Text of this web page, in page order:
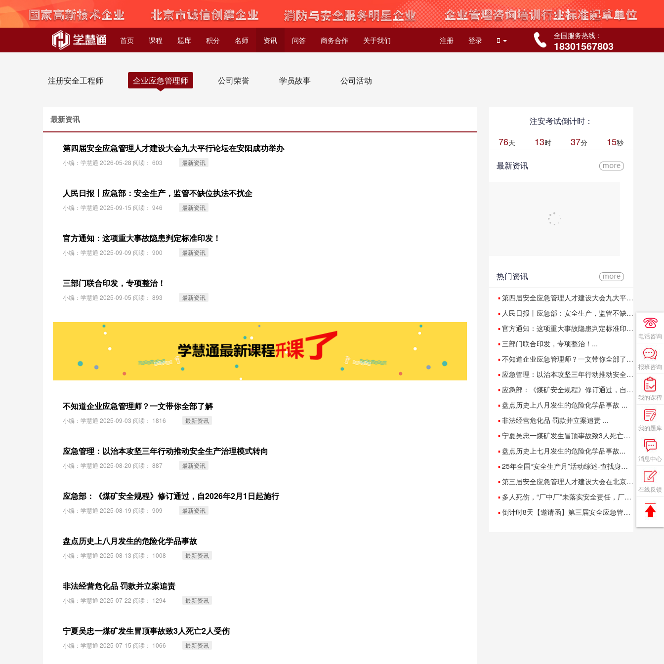
首页 课程 题库 积分 名师 资讯 问答 商务合作 关于我们 注册 登录 全国服务热线：
18301567803
电话咨询
报班咨询
我的课程
我的题库
消息中心
在线反馈
注册安全工程师 企业应急管理师 公司荣誉 学员故事 公司活动
最新资讯
第四届安全应急管理人才建设大会九大平行论坛在安阳成功举办
小编：学慧通 2026-05-28 阅读： 603 最新资讯
人民日报丨应急部：安全生产，监管不缺位执法不扰企
小编：学慧通 2025-09-15 阅读： 946 最新资讯
官方通知：这项重大事故隐患判定标准印发！
小编：学慧通 2025-09-09 阅读： 900 最新资讯
三部门联合印发，专项整治！
小编：学慧通 2025-09-05 阅读： 893 最新资讯
不知道企业应急管理师？一文带你全部了解
小编：学慧通 2025-09-03 阅读： 1816 最新资讯
应急管理：以治本攻坚三年行动推动安全生产治理模式转向
小编：学慧通 2025-08-20 阅读： 887 最新资讯
应急部：《煤矿安全规程》修订通过，自2026年2月1日起施行
小编：学慧通 2025-08-19 阅读： 909 最新资讯
盘点历史上八月发生的危险化学品事故
小编：学慧通 2025-08-13 阅读： 1008 最新资讯
非法经营危化品 罚款并立案追责
小编：学慧通 2025-07-22 阅读： 1294 最新资讯
宁夏吴忠一煤矿发生冒顶事故致3人死亡2人受伤
小编：学慧通 2025-07-15 阅读： 1066 最新资讯
注安考试倒计时：
76天 13时 37分 15秒
最新资讯
热门资讯
▪第四届安全应急管理人才建设大会九大平行论坛在安阳成功举办...
▪ 人民日报丨应急部：安全生产，监管不缺位执法不扰企 ...
▪官方通知：这项重大事故隐患判定标准印发！...
▪三部门联合印发，专项整治！...
▪不知道企业应急管理师？一文带你全部了解...
▪ 应急管理：以治本攻坚三年行动推动安全生产治理模式转向 ...
▪ 应急部：《煤矿安全规程》修订通过，自2026年2月1日起施行...
▪盘点历史上八月发生的危险化学品事故 ...
▪非法经营危化品 罚款并立案追责 ...
▪宁夏吴忠一煤矿发生冒顶事故致3人死亡2人受伤...
▪盘点历史上七月发生的危险化学品事故...
▪25年全国“安全生产月”活动综述-查找身边隐患 共筑安全防线 ...
▪第三届安全应急管理人才建设大会在北京隆重举行 ...
▪ 多人死伤，“厂中厂”未落实安全责任，厂长等6人被追刑责！ ...
▪倒计时8天【邀请函】第三届安全应急管理人才建设大会暨智慧安全应急装备展 ...